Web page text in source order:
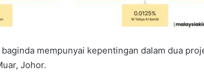
mempunyai kepentingan dalam dua
Johor.